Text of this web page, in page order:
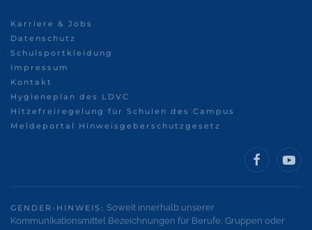
Karriere & Jobs
Datenschutz
Schulsportkleidung
Impressum
Kontakt
Hygieneplan des LDVC
Hitzefreiregelung für Schulen des Campus
Meldeportal Hinweisgeberschutzgesetz
GENDER-HINWEIS: Soweit innerhalb unserer
Kommunikationsmittel Bezeichnungen für Berufe, Gruppen oder